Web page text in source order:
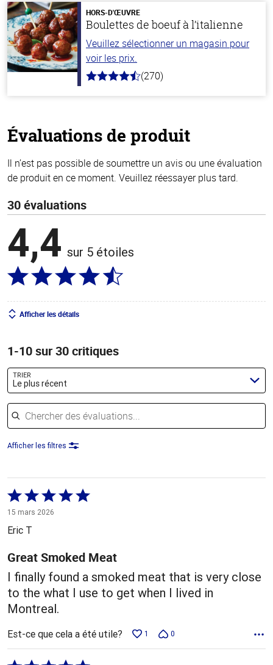
stars
HORS-D'ŒUVRE
Boulettes de boeuf à l’italienne
Veuillez sélectionner un magasin pour
voir les prix.
4.5
(270)
Évaluations de produit
Il n’est pas possible de soumettre un avis ou une évaluation
de produit en ce moment. Veuillez réessayer plus tard.
30 évaluations
4,4 sur 5 étoiles
Afficher les détails
1-10 sur 30 critiques
TRIER
Le plus récent
Chercher des évaluations
Afficher les filtres
Coté
5 sur
5
15 mars 2026
Eric T
Great Smoked Meat
I finally found a smoked meat that is very close
to the what I use to get when I lived in
Montreal.
Est-ce que cela a été utile? 1 0